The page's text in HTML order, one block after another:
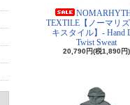
TEXTILE【ノーマリ
キスタイル】- Hand
Twist Sweat
20,790円(税1,890円)